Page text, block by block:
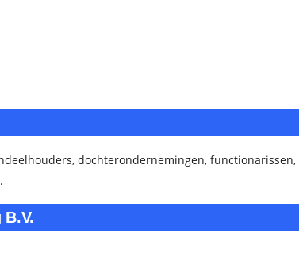
dochterondernemingen, functionarissen,